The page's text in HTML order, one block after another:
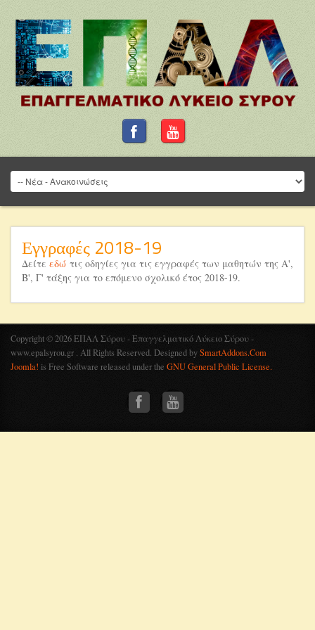
Εγγραφές 2018-19
Δείτε εδώ τις οδηγίες για τις εγγραφές των μαθητών της Α',
Β', Γ' τάξης για το επόμενο σχολικό έτος 2018-19.
Copyright © 2026 ΕΠΑΛ Σύρου - Επαγγελματικό Λύκειο Σύρου -
www.epalsyrou.gr . All Rights Reserved. Designed bySmartAddons.Com
Joomla! is Free Software released under the GNU General Public License.